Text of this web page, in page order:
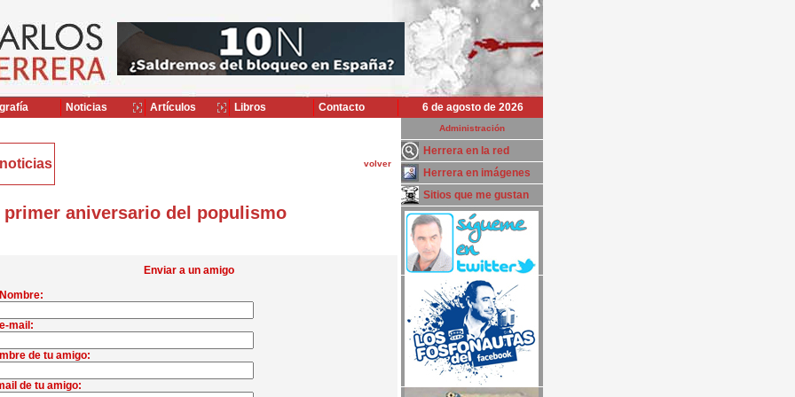
6 de agosto de 2026
volver
primer aniversario del populismo
Enviar a un amigo
mail:
de tu amigo:
de tu amigo:
Administración
Herrera en la red
Herrera en imágenes
Sitios que me gustan
Noticias Artículos Libros Contacto